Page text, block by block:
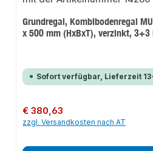
Grundregal, Kombibodenregal
x 500 mm (HxBxT), verzinkt, 3+3
Sofort verfügbar, Lieferzeit
Regulärer Preis:
€ 380,63
zzgl. Versandkosten nach AT